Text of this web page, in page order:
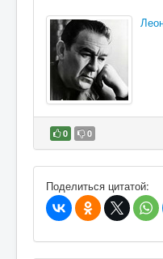
0 0
В избранное
Поделиться цитатой: